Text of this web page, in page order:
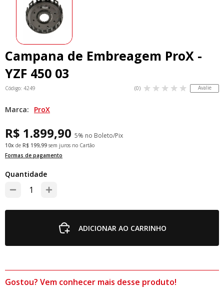
Campana de Embreagem ProX -
YZF 450 03
Código: 4249 (0) Avalie
Marca: ProX
R$ 1.899,90 5% no Boleto/Pix
10x de R$ 199,99 sem juros no Cartão
Formas de pagamento
Quantidade
ADICIONAR AO CARRINHO
Gostou? Vem conhecer mais desse produto!